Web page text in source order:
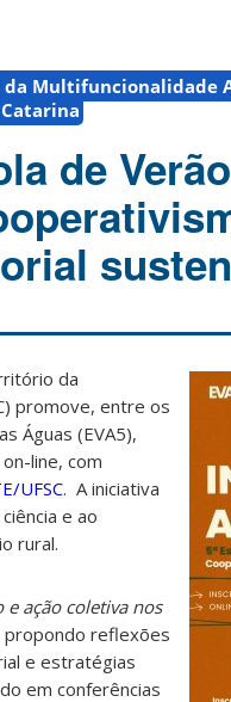
da Multifuncionalidade
de
da
promove, entre os
Águas (EVA5),
line, com
UFSC. A iniciativa
e ao
rural.
e ação coletiva nos
propondo reflexões
e estratégias
em conferências